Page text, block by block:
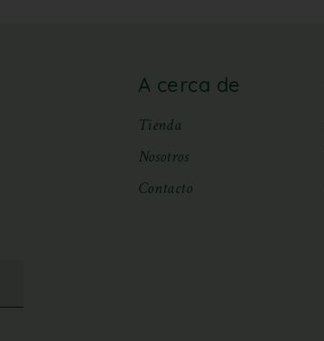
A cerca de
Tienda
Nosotros
Contacto